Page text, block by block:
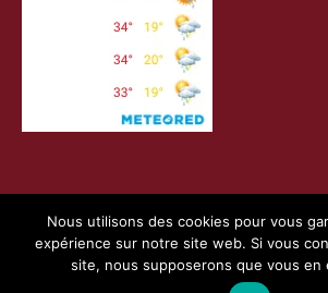
Copyright © 2026 Villefranche de
Mentions Légales
Nous utilisons des cookies pour vous
expérience sur notre site web. Si vous
site, nous supposerons que vous en